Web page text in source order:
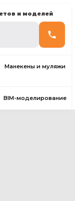
и моделей
Манекены и муляжи
BIM-моделирование